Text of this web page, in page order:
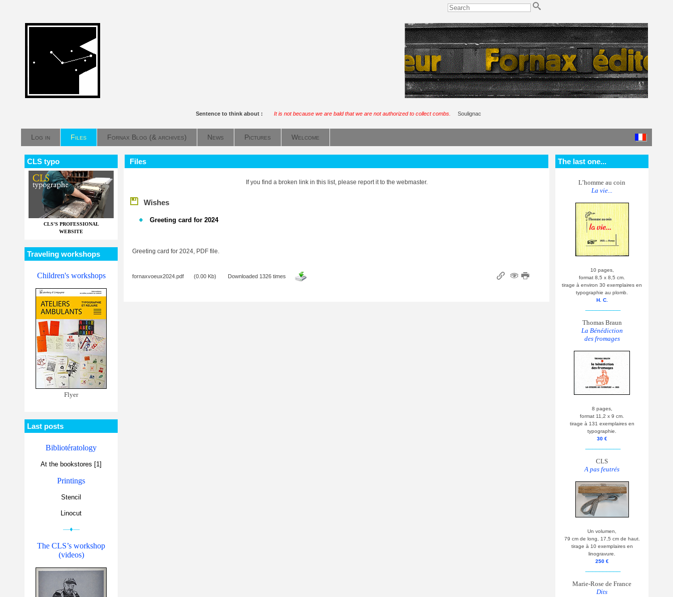
Sentence to think about : It is not because we are bald that we are not authorized to collect combs. Soulignac
Log in Files Fornax Blog (& archives) News Pictures Welcome
CLS typo
CLS'S PROFESSIONAL
WEBSITE
Traveling workshops
Children's workshops
Flyer
Last posts
Bibliotératology
At the bookstores [1]
Printings
Stencil
Linocut
—♦—
The CLS’s workshop
(videos)
Files
If you find a broken link in this list, please report it to the webmaster.
Wishes
Greeting card for 2024
Greeting card for 2024, PDF file.
fornaxvoeux2024.pdf (0.00 Kb) Downloaded 1326 times
The last one...
L’homme au coin
La vie...
10 pages,
format 8,5 x 8,5 cm.
tirage à environ 30 exemplaires en
typographie au plomb.
H. C.
Thomas Braun
La Bénédiction
des fromages
8 pages,
format 11,2 x 9 cm.
tirage à 131 exemplaires en
typographie.
30 €
CLS
A pas feutrés
Un volumen,
79 cm de long, 17,5 cm de haut.
tirage à 10 exemplaires en
linogravure.
250 €
Marie-Rose de France
Dits